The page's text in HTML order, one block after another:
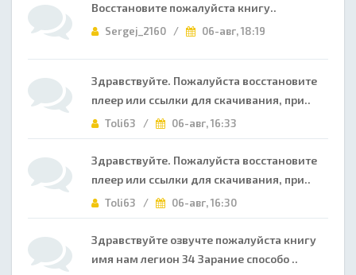
Восстановите пожалуйста книгу..
Sergej_2160 / 06-авг, 18:19
Здравствуйте. Пожалуйста восстановите
плеер или ссылки для скачивания, при..
Toli63 / 06-авг, 16:33
Здравствуйте. Пожалуйста восстановите
плеер или ссылки для скачивания, при..
Toli63 / 06-авг, 16:30
Здравствуйте озвучте пожалуйста книгу
имя нам легион 34 Зарание способо ..